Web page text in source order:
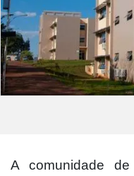
A comunidade